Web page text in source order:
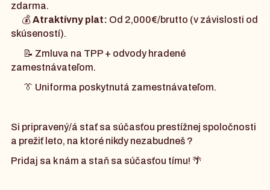
zdarma.
💰Atraktívny plat: Od 2,000€/brutto (v závislosti od
skúseností).
📝 Zmluva na TPP + odvody hradené
zamestnávateľom.
👔 Uniforma poskytnutá zamestnávateľom.
Si pripravený/á stať sa súčasťou prestížnej spoločnosti
a prežiť leto, na ktoré nikdy nezabudneš ?
Pridaj sa k nám a staň sa súčasťou tímu! 🌴